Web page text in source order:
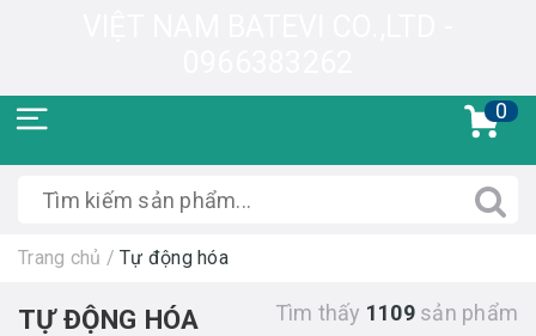
0
Trang chủ / Tự động hóa
TỰ ĐỘNG HÓA Tìm thấy 1109sản phẩm